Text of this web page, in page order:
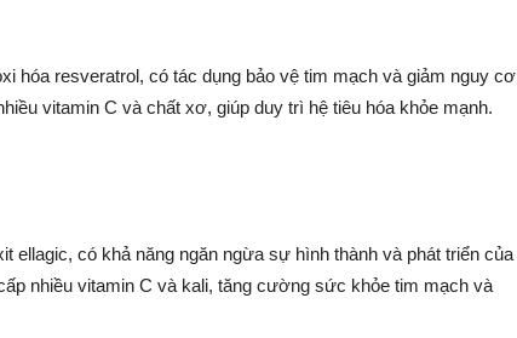
hóa resveratrol, có tác dụng bảo vệ tim mạch và giảm nguy cơ
vitamin C và chất xơ, giúp duy trì hệ tiêu hóa khỏe mạnh.
ellagic, có khả năng ngăn ngừa sự hình thành và phát triển của
nhiều vitamin C và kali, tăng cường sức khỏe tim mạch và